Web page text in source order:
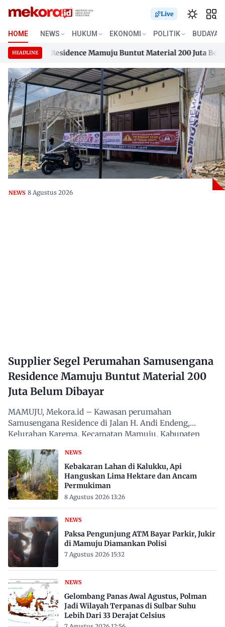
Skip
content
Live
HOME NEWS HUKUM EKONOMI POLITIK BUDAYA
HEADLINEResidence Mamuju Buntut Material 200 Juta Belum
Residence Mamuju Buntut Material 200 Juta Belum
NEWS 8 Agustus 2026
Supplier Segel Perumahan Samusengana
Residence Mamuju Buntut Material 200
Juta Belum Dibayar
MAMUJU, Mekora.id – Kawasan perumahan
Samusengana Residence di Jalan H. Andi Endeng,
Kelurahan Karema, Kecamatan Mamuju, Kabupaten
NEWS
Kebakaran Lahan di Kalukku, Api
Hanguskan Lima Hektare dan Ancam
Permukiman
8 Agustus 2026 13:26
NEWS
Paksa Pengunjung ATM Bayar Parkir, Jukir
di Mamuju Diamankan Polisi
7 Agustus 2026 15:32
NEWS
Gelombang Panas Awal Agustus, Polman
Jadi Wilayah Terpanas di Sulbar Suhu
Lebih Dari 33 Derajat Celsius